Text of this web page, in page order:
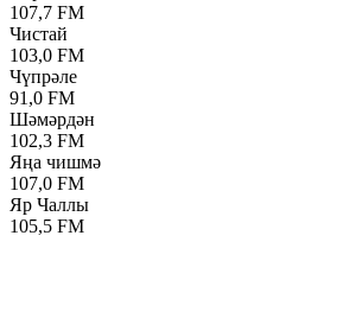
107,7 FM
Чистай
103,0 FM
Чүпрәле
91,0 FM
Шәмәрдән
102,3 FM
Яңа чишмә
107,0 FM
Яр Чаллы
105,5 FM